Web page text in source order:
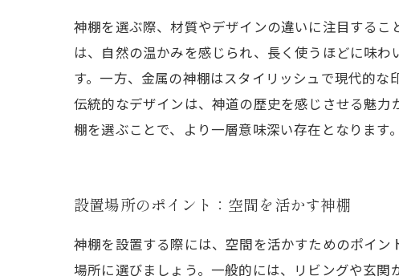
神棚を選ぶ際、材質やデザインの違いに注目する
は、自然の温かみを感じられ、長く使うほどに味
す。一方、金属の神棚はスタイリッシュで現代的な
伝統的なデザインは、神道の歴史を感じさせる魅
棚を選ぶことで、より一層意味深い存在となります
設置場所のポイント：空間を活かす神棚
神棚を設置する際には、空間を活かすためのポイ
場所に選びましょう。一般的には、リビングや玄